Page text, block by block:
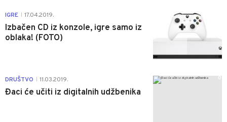
IGRE 17.04.2019.
Izbačen CD iz konzole, igre samo iz
oblaka! (FOTO)
DRUŠTVO 11.03.2019.
Đaci će učiti iz digitalnih udžbenika
0